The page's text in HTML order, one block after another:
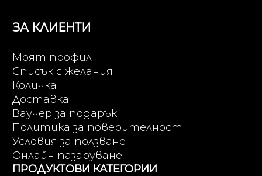
ЗА КЛИЕНТИ
Моят профил
Списък с желания
Количка
Доставка
Ваучер за подарък
Политика за поверителност
Условия за ползване
Онлайн пазаруване
ПРОДУКТОВИ КАТЕГОРИИ